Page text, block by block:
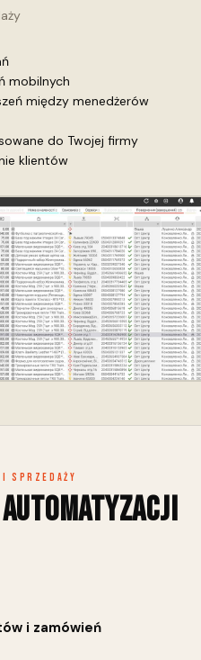
mobilnych
między menedżerów
do Twojej firmy
klientów
sprzedaży
i zamówień